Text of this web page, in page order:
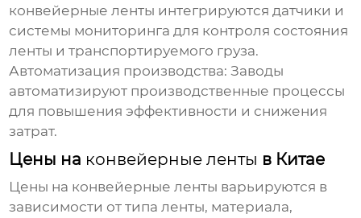
конвейерные ленты интегрируются датчики и
системы мониторинга для контроля состояния
ленты и транспортируемого груза.
Автоматизация производства: Заводы
автоматизируют производственные процессы
для повышения эффективности и снижения
затрат.
Цены на конвейерные ленты в Китае
Цены на конвейерные ленты варьируются в
зависимости от типа ленты, материала,